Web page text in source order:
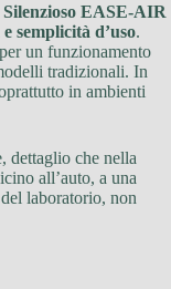
EASE-AIR
semplicità d’uso.
un funzionamento
tradizionali. In
in ambienti
dettaglio che nella
all’auto, a una
laboratorio, non